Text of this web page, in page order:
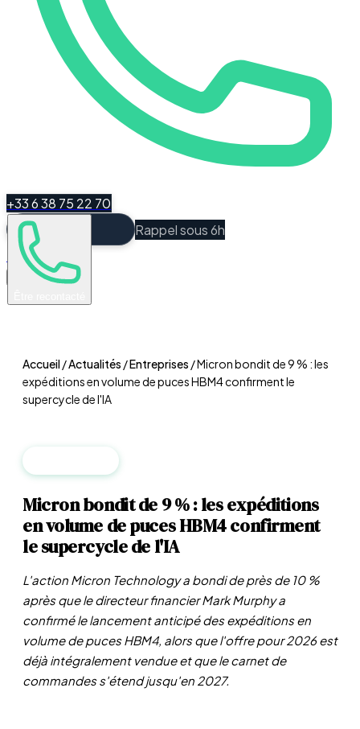
+33 6 38 75 22 70
Rappel sous 6h
Espace Client
Accueil/Actualités /Entreprises /Micron bondit de 9 % : les
expéditions en volume de puces HBM4 confirment le
supercycle de l'IA
Micron bondit de 9 % : les expéditions
en volume de puces HBM4 confirment
le supercycle de l'IA
L'action Micron Technology a bondi de près de 10 %
après que le directeur financier Mark Murphy a
confirmé le lancement anticipé des expéditions en
volume de puces HBM4, alors que l'offre pour 2026 est
déjà intégralement vendue et que le carnet de
commandes s'étend jusqu'en 2027.